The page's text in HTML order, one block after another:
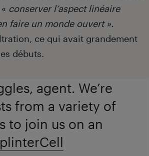
conserver l’aspect linéaire
faire un monde ouvert ».
ce qui avait grandement
débuts.
agent. We’re
from a variety of
to join us on an